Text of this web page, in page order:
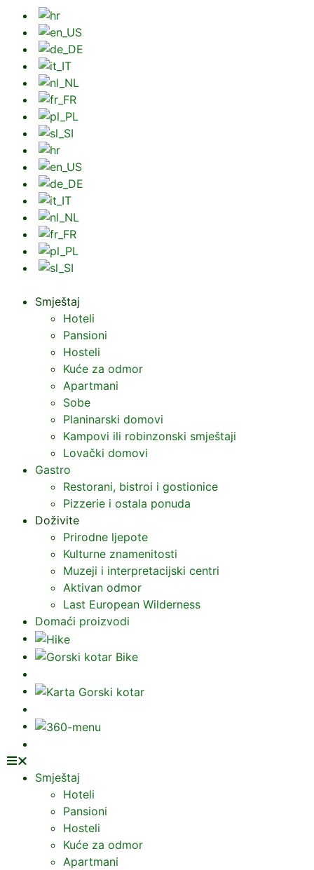
Smještaj
Hoteli
Pansioni
Hosteli
Kuće za odmor
Apartmani
Sobe
Planinarski domovi
Kampovi ili robinzonski smještaji
Lovački domovi
Gastro
Restorani, bistroi i gostionice
Pizzerie i ostala ponuda
Doživite
Prirodne ljepote
Kulturne znamenitosti
Muzeji i interpretacijski centri
Aktivan odmor
Last European Wilderness
Domaći proizvodi
Smještaj
Hoteli
Pansioni
Hosteli
Kuće za odmor
Apartmani